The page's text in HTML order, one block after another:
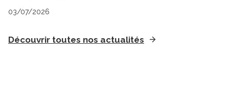
03/07/2026
Découvrir toutes nos actualités